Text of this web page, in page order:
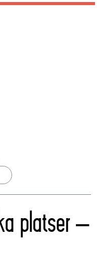
platser –